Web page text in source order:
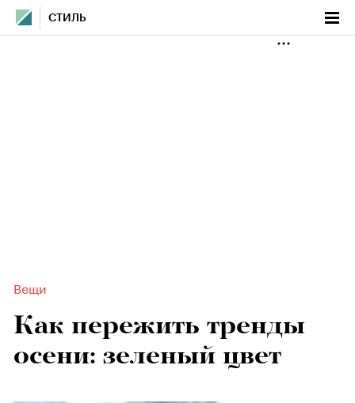
СТИЛЬ
Вещи
Как пережить тренды
осени: зеленый цвет